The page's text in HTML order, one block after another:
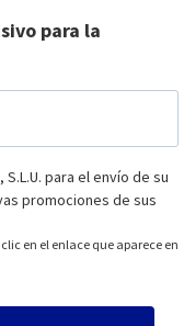
para la
S.L.U. para el envío de su
promociones de sus
en el enlace que aparece en